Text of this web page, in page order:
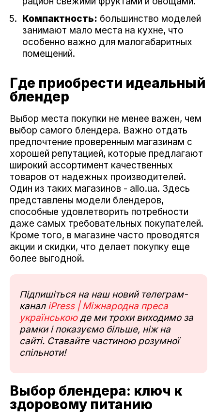
Компактность: большинство моделей
занимают мало места на кухне, что
особенно важно для малогабаритных
помещений.
Где приобрести идеальный
блендер
Выбор места покупки не менее важен, чем
выбор самого блендера. Важно отдать
предпочтение проверенным магазинам с
хорошей репутацией, которые предлагают
широкий ассортимент качественных
товаров от надежных производителей.
Один из таких магазинов - allo.ua. Здесь
представлены модели блендеров,
способные удовлетворить потребности
даже самых требовательных покупателей.
Кроме того, в магазине часто проводятся
акции и скидки, что делает покупку еще
более выгодной.
Підпишіться на наш новий телеграм-
канал iPress | Міжнародна преса
українськоюде ми трохи виходимо за
рамки і показуємо більше, ніж на
сайті. Ставайте частиною розумної
спільноти!
Выбор блендера: ключ к
здоровому питанию